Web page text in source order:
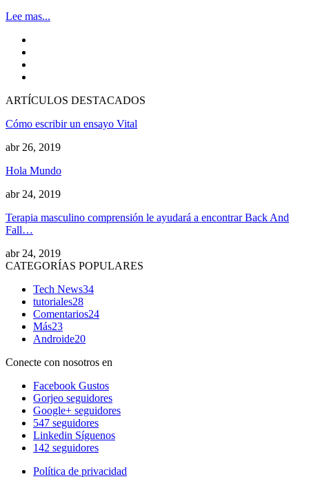
Lee mas...
ARTÍCULOS DESTACADOS
Cómo escribir un ensayo Vital
abr 26, 2019
Hola Mundo
abr 24, 2019
Terapia masculino comprensión le ayudará a encontrar Back And
Fall…
abr 24, 2019
CATEGORÍAS POPULARES
Tech News34
tutoriales28
Comentarios24
Más23
Androide20
Conecte con nosotros en
Facebook Gustos
Gorjeo seguidores
Google+ seguidores
547 seguidores
Linkedin Síguenos
142 seguidores
Política de privacidad